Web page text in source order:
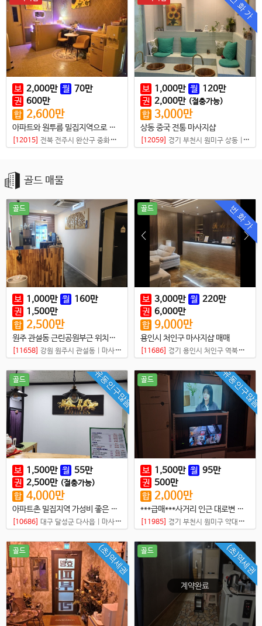
보 2,000만 월 70만
권 600만
합 2,600만
아파트와 원투름 밀집지역으로 가성비 좋은 샵매매
[12015] 전북 전주시 완산구 중화산동2가 마사지샵
번 화 가
보 1,000만 월 120만
권 2,000만 (절충가능)
합 3,000만
상동 중국 전통 마사지샵
[12059] 경기 부천시 원미구 상동 마사
골드 매물
골드
보 1,000만 월 160만
권 1,500만
합 2,500만
원주 관설동 근린공원부근 위치최상 타이샵
[11658] 강원 원주시 관설동 마사지샵
번 화 가
골드
보 3,000만 월 220만
권 6,000만
합 9,000만
용인시 처인구 마사지샵 매매
[11686] 경기 용인시 처인구 역북동
유동인구많음
골드
보 1,500만 월 55만
권 2,500만 (절충가능)
합 4,000만
아파트촌 밀집지역 가성비 좋은 초건전샵 매매
[10686] 대구 달성군 다사읍 마사지샵
유동인구많음
골드
보 1,500만 월 95만
권 500만
합 2,000만
***급매***사거리 인근 대로변 샵,,,월세,권리금 저렴한 독점 샵
[11985] 경기 부천시 원미구 약대동
(초)역세권
골드 (초)역세권
골드